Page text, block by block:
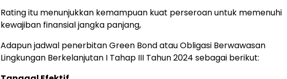
Rating itu menunjukkan kemampuan kuat perseroan untuk memenuhi
kewajiban finansial jangka panjang,
Adapun jadwal penerbitan Green Bond atau Obligasi Berwawasan
Lingkungan Berkelanjutan I Tahap III Tahun 2024 sebagai berikut: